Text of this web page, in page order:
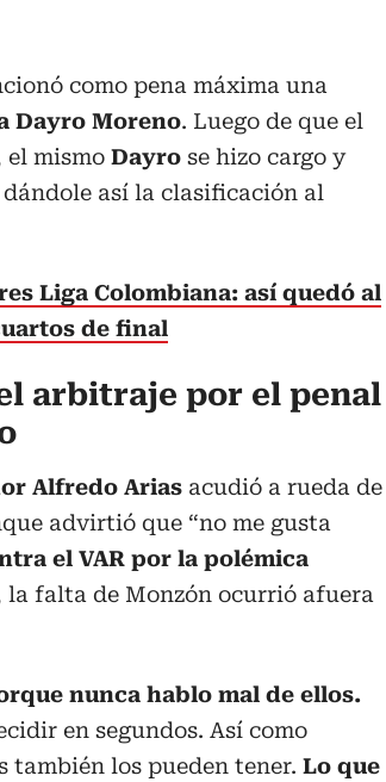
como pena máxima una
Dayro Moreno. Luego de que el
mismo Dayro se hizo cargo y
así la clasificación al
Liga Colombiana: así quedó al
de final
arbitraje por el penal
Alfredo Arias acudió a rueda de
advirtió que “no me gusta
el VAR por la polémica
la falta de Monzón ocurrió afuera
nunca hablo mal de ellos.
en segundos. Así como
también los pueden tener. Lo que